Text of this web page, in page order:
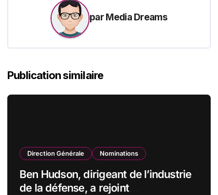
parMedia Dreams
Publication similaire
Direction Générale Nominations
Ben Hudson, dirigeant de l’industrie
de la défense, a rejoint